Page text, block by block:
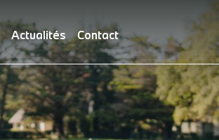
Actualités Contact